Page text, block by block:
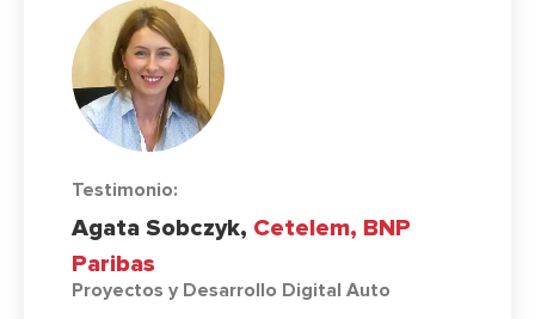
Testimonio:
Agata Sobczyk, Cetelem, BNP
Paribas
Proyectos y Desarrollo Digital Auto